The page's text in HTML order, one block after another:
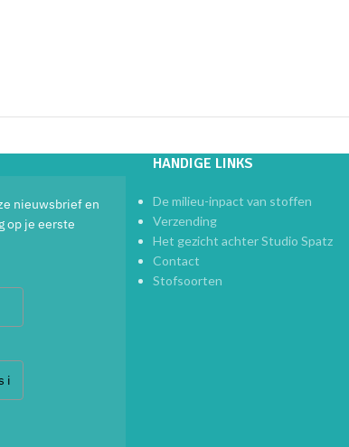
nieuwsbrief en
op je eerste
HANDIGE LINKS
De milieu-inpact van stoffen
Verzending
Het gezicht achter Studio Spatz
Contact
Stofsoorten